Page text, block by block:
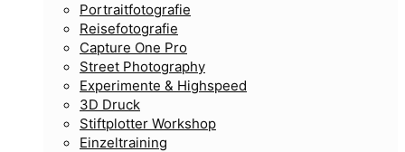
Portraitfotografie
Reisefotografie
Capture One Pro
Street Photography
Experimente & Highspeed
3D Druck
Stiftplotter Workshop
Einzeltraining